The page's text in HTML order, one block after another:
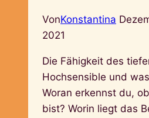
VonKonstantina
2021
Die Fähigkeit des
Hochsensible und
Woran erkennst du,
bist? Worin liegt das